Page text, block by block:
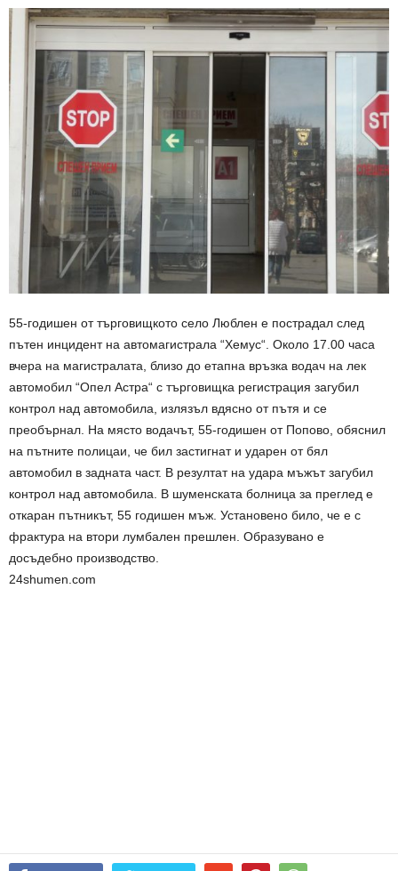
55-годишен от търговищкото село Люблен е пострадал след
пътен инцидент на автомагистрала “Хемус“. Около 17.00 часа
вчера на магистралата, близо до етапна връзка водач на лек
автомобил “Опел Астра“ с търговищка регистрация загубил
контрол над автомобила, излязъл вдясно от пътя и се
преобърнал. На място водачът, 55-годишен от Попово, обяснил
на пътните полицаи, че бил застигнат и ударен от бял
автомобил в задната част. В резултат на удара мъжът загубил
контрол над автомобила. В шуменската болница за преглед е
откаран пътникът, 55 годишен мъж. Установено било, че е с
фрактура на втори лумбален прешлен. Образувано е
досъдебно производство.
24shumen.com